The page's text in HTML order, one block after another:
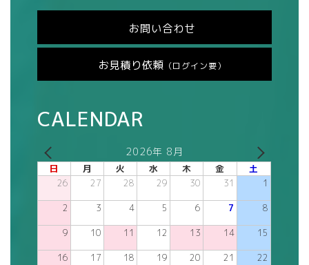
お問い合わせ
お見積り依頼 （ログイン要）
CALENDAR
2026年 8月
日 月 火 水 木 金 土
26 27 28 29 30 31 1
2 3 4 5 6 7 8
9 10 11 12 13 14 15
16 17 18 19 20 21 22